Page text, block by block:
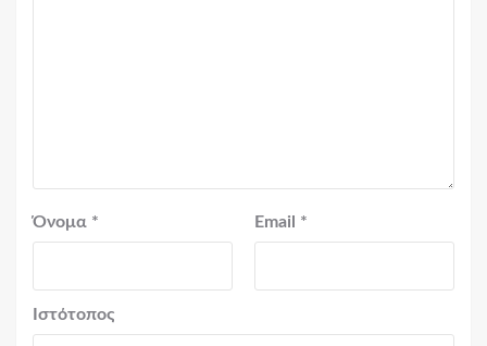
Όνομα * Email *
Ιστότοπος